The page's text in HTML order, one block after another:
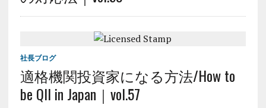
社長ブログ
適格機関投資家になる方法/How to
be QII in Japan｜vol.57